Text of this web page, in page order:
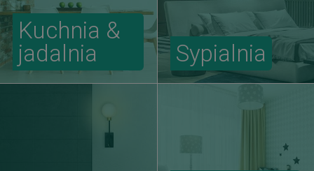
Kuchnia &
jadalnia
Sypialnia